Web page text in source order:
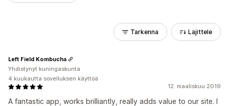
Tarkenna Lajittele
12. maaliskuu 2019
A fantastic app, works brilliantly, really adds value to our site. I
Left Field Kombucha
Yhdistynyt kuningaskunta
4 kuukautta sovelluksen käyttöä